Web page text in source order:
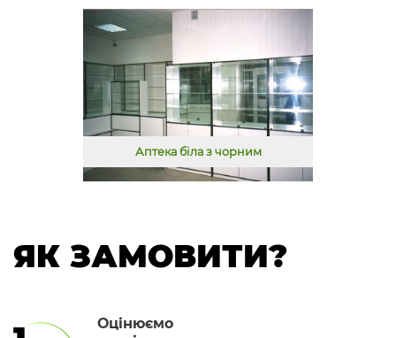
Аптека біла з чорним
ЯК ЗАМОВИТИ?
Оцінюємо